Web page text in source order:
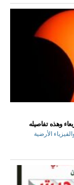
وهذه تفاصيله
الأرضية